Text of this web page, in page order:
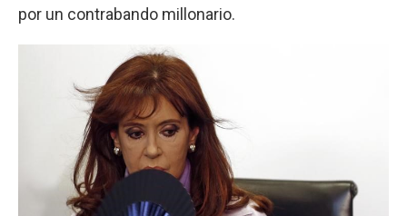
por un contrabando millonario.